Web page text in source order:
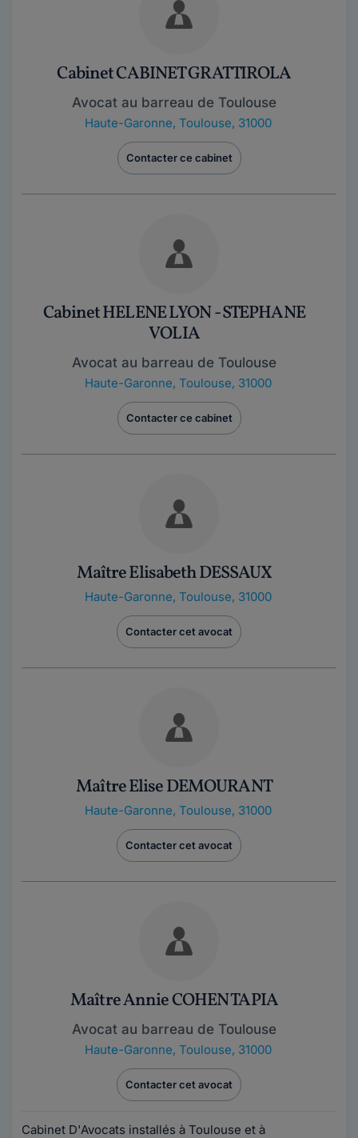
Cabinet CABINET GRATTIROLA
Avocat au barreau de Toulouse
Haute-Garonne, Toulouse, 31000
Contacter ce cabinet
Cabinet HELENE LYON - STEPHANE
VOLIA
Avocat au barreau de Toulouse
Haute-Garonne, Toulouse, 31000
Contacter ce cabinet
Maître Elisabeth DESSAUX
Haute-Garonne, Toulouse, 31000
Contacter cet avocat
Maître Elise DEMOURANT
Haute-Garonne, Toulouse, 31000
Contacter cet avocat
Maître Annie COHEN TAPIA
Avocat au barreau de Toulouse
Haute-Garonne, Toulouse, 31000
Contacter cet avocat
Cabinet D'Avocats installés à Toulouse et à